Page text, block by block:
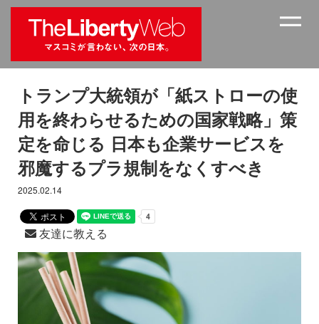
トランプ大統領が「紙ストローの使
用を終わらせるための国家戦略」策
定を命じる 日本も企業サービスを
邪魔するプラ規制をなくすべき
2025.02.14
友達に教える